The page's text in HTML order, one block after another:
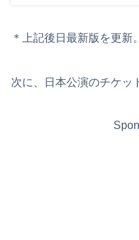
＊上記後日最新版を更新。
次に、日本公演のチケッ